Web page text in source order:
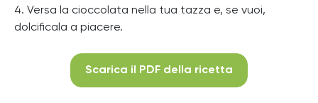
4. Versa la cioccolata nella tua tazza e, se vuoi,
dolcificala a piacere.
Scarica il PDF della ricetta